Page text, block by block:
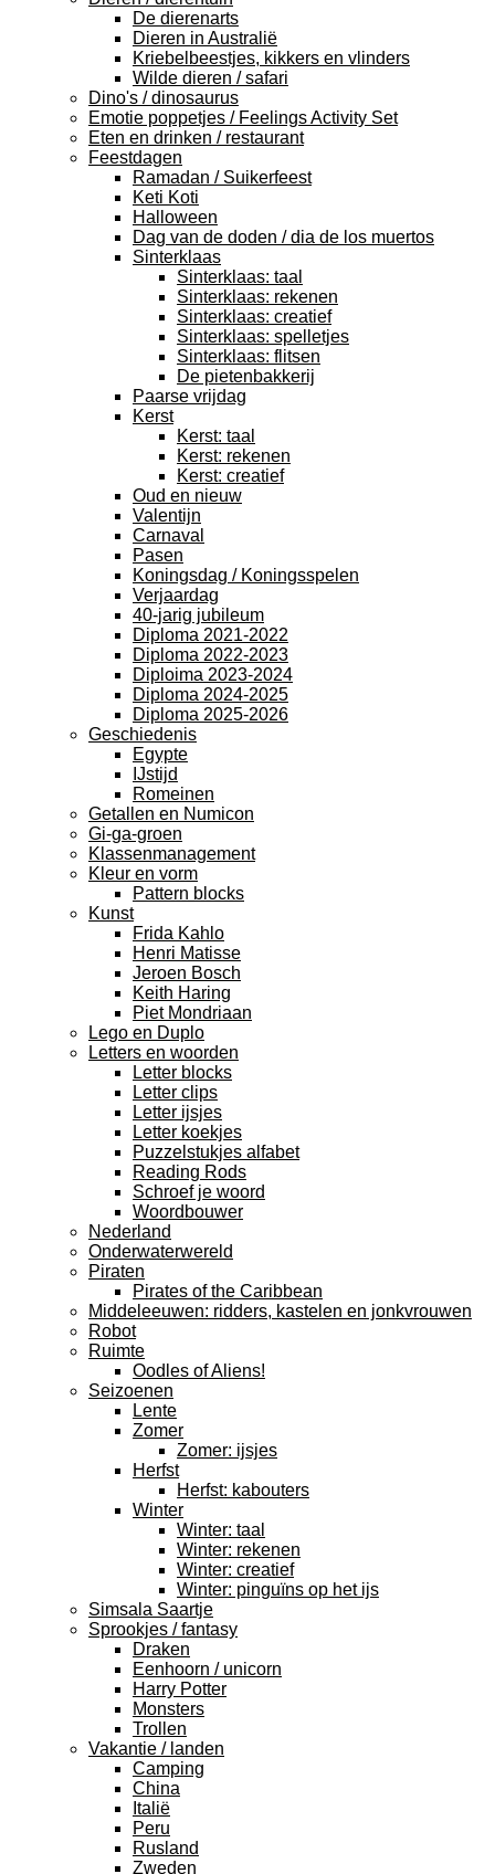
De dierenarts
Dieren in Australië
Kriebelbeestjes, kikkers en vlinders
Wilde dieren / safari
Dino's / dinosaurus
Emotie poppetjes / Feelings Activity Set
Eten en drinken / restaurant
Feestdagen
Ramadan / Suikerfeest
Keti Koti
Halloween
Dag van de doden / dia de los muertos
Sinterklaas
Sinterklaas: taal
Sinterklaas: rekenen
Sinterklaas: creatief
Sinterklaas: spelletjes
Sinterklaas: flitsen
De pietenbakkerij
Paarse vrijdag
Kerst
Kerst: taal
Kerst: rekenen
Kerst: creatief
Oud en nieuw
Valentijn
Carnaval
Pasen
Koningsdag / Koningsspelen
Verjaardag
40-jarig jubileum
Diploma 2021-2022
Diploma 2022-2023
Diploima 2023-2024
Diploma 2024-2025
Diploma 2025-2026
Geschiedenis
Egypte
IJstijd
Romeinen
Getallen en Numicon
Gi-ga-groen
Klassenmanagement
Kleur en vorm
Pattern blocks
Kunst
Frida Kahlo
Henri Matisse
Jeroen Bosch
Keith Haring
Piet Mondriaan
Lego en Duplo
Letters en woorden
Letter blocks
Letter clips
Letter ijsjes
Letter koekjes
Puzzelstukjes alfabet
Reading Rods
Schroef je woord
Woordbouwer
Nederland
Onderwaterwereld
Piraten
Pirates of the Caribbean
Middeleeuwen: ridders, kastelen en jonkvrouwen
Robot
Ruimte
Oodles of Aliens!
Seizoenen
Lente
Zomer
Zomer: ijsjes
Herfst
Herfst: kabouters
Winter
Winter: taal
Winter: rekenen
Winter: creatief
Winter: pinguïns op het ijs
Simsala Saartje
Sprookjes / fantasy
Draken
Eenhoorn / unicorn
Harry Potter
Monsters
Trollen
Vakantie / landen
Camping
China
Italië
Peru
Rusland
Zweden